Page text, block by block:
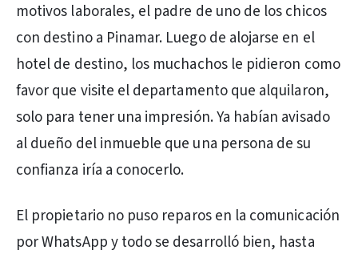
motivos laborales, el padre de uno de los chicos
con destino a Pinamar. Luego de alojarse en el
hotel de destino, los muchachos le pidieron como
favor que visite el departamento que alquilaron,
solo para tener una impresión. Ya habían avisado
al dueño del inmueble que una persona de su
confianza iría a conocerlo.
El propietario no puso reparos en la comunicación
por WhatsApp y todo se desarrolló bien, hasta